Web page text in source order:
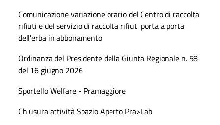
Comunicazione variazione orario del Centro di raccolta
rifiuti e del servizio di raccolta rifiuti porta a porta
dell'erba in abbonamento
Ordinanza del Presidente della Giunta Regionale n. 58
del 16 giugno 2026
Sportello Welfare - Pramaggiore
Chiusura attività Spazio Aperto Pra>Lab